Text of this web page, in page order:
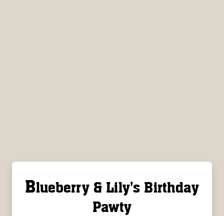
Blueberry & Lily's Birthday
Pawty